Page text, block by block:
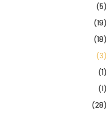
(5)
(19)
(18)
(3)
(1)
(1)
(28)